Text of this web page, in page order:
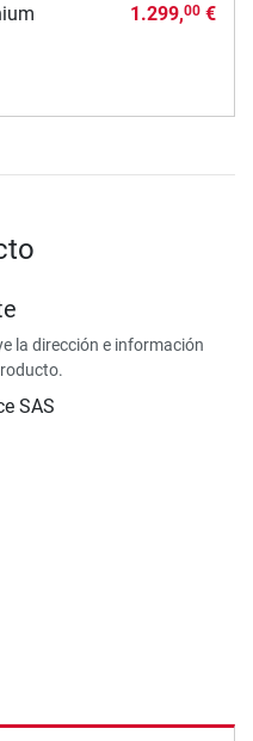
1.299,00€
la dirección e información
SAS